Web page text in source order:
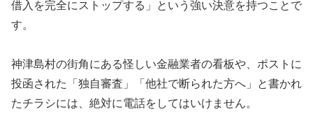
借入を完全にストップする」という強い決意を持つことで
す。
神津島村の街角にある怪しい金融業者の看板や、ポストに
投函された「独自審査」「他社で断られた方へ」と書かれ
たチラシには、絶対に電話をしてはいけません。